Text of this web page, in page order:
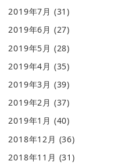
2019年7月 (31)
2019年6月 (27)
2019年5月 (28)
2019年4月 (35)
2019年3月 (39)
2019年2月 (37)
2019年1月 (40)
2018年12月 (36)
2018年11月 (31)